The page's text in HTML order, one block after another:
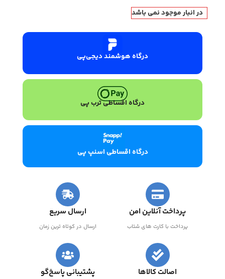
در انبار موجود نمی باشد
درگاه هوشمند دیجی‌پی
درگاه اقساطی ترب پی
درگاه اقساطی اسنپ پی
پرداخت آنلاین امن
پرداخت با کارت های شتاب
ارسال سریع
ارسال در کوتاه ترین زمان
اصالت کالاها پشتیبانی پاسخ‌گو